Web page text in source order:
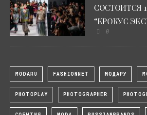
СОСТОИТСЯ
“КРОКУС
0
MODARU FASHIONNET МОДАРУ
PHOTOPLAY PHOTOGRAPHER